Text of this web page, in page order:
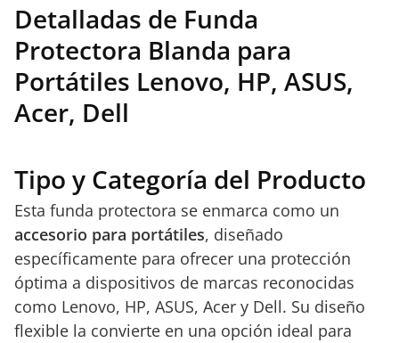
Detalladas de Funda
Protectora Blanda para
Portátiles Lenovo, HP, ASUS,
Acer, Dell
Tipo y Categoría del Producto
Esta funda protectora se enmarca como un
accesorio para portátiles, diseñado
específicamente para ofrecer una protección
óptima a dispositivos de marcas reconocidas
como Lenovo, HP, ASUS, Acer y Dell. Su diseño
flexible la convierte en una opción ideal para